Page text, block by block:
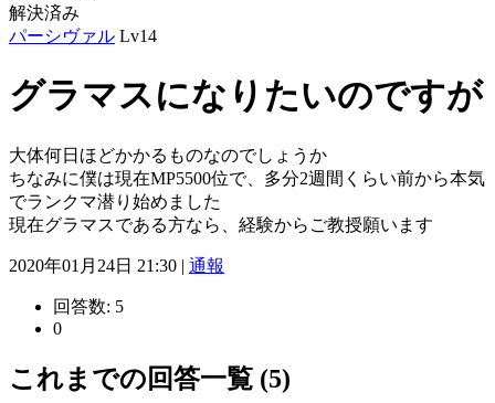
解決済み
パーシヴァル Lv14
グラマスになりたいのですが
大体何日ほどかかるものなのでしょうか
ちなみに僕は現在MP5500位で、多分2週間くらい前から本気
でランクマ潜り始めました
現在グラマスである方なら、経験からご教授願います
2020年01月24日 21:30 | 通報
回答数: 5
0
これまでの回答一覧 (5)